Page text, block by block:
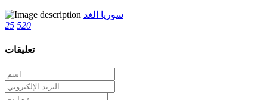
سوريا الغد
25 520
تعليقات